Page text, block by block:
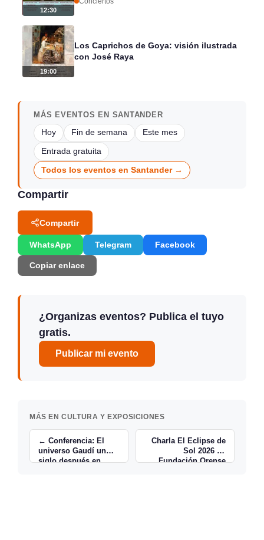
12:30
19:00
Los Caprichos de Goya: visión ilustrada
con José Raya
MÁS EVENTOS EN SANTANDER
Hoy Fin de semana Este mes
Entrada gratuita
Todos los eventos en Santander →
Compartir
Compartir
WhatsApp Telegram Facebook
Copiar enlace
¿Organizas eventos? Publica el tuyo
gratis.
Publicar mi evento
MÁS EN CULTURA Y EXPOSICIONES
← Conferencia: El
universo Gaudí un
siglo después en
Charla El Eclipse de
Sol 2026 en
Fundación Orense